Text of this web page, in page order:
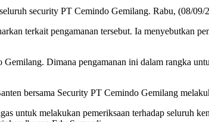
security PT Cemindo Gemilang. Rabu, (08/09/
terkait pengamanan tersebut. Ia menyebutkan
Dimana pengamanan ini dalam rangka
bersama Security PT Cemindo Gemilang
untuk melakukan pemeriksaan terhadap seluruh